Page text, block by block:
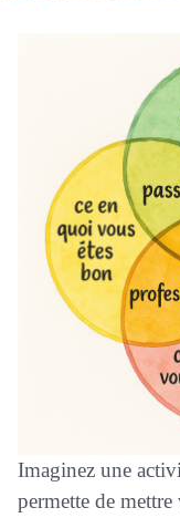
Imaginez une
permette de